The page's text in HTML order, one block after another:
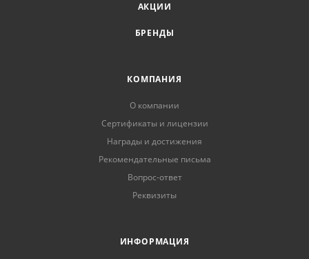
АКЦИИ
БРЕНДЫ
КОМПАНИЯ
О компании
Сертификаты и лицензии
Награды и достижения
Рекомендательные письма
Вопрос-ответ
Реквизиты
ИНФОРМАЦИЯ